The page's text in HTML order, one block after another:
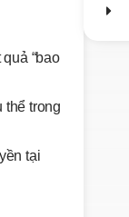
“bao
thể trong
tại